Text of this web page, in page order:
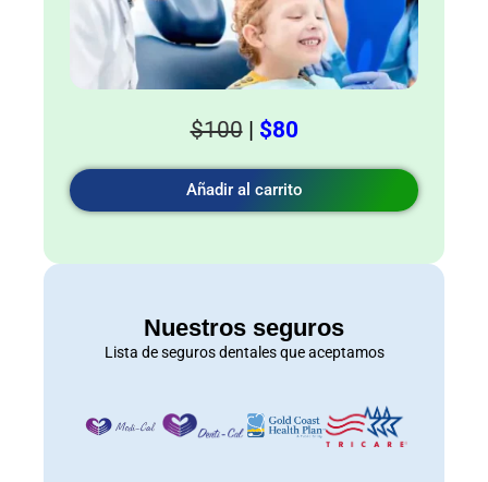
$100 | $80
Añadir al carrito
Nuestros seguros
Lista de seguros dentales que aceptamos